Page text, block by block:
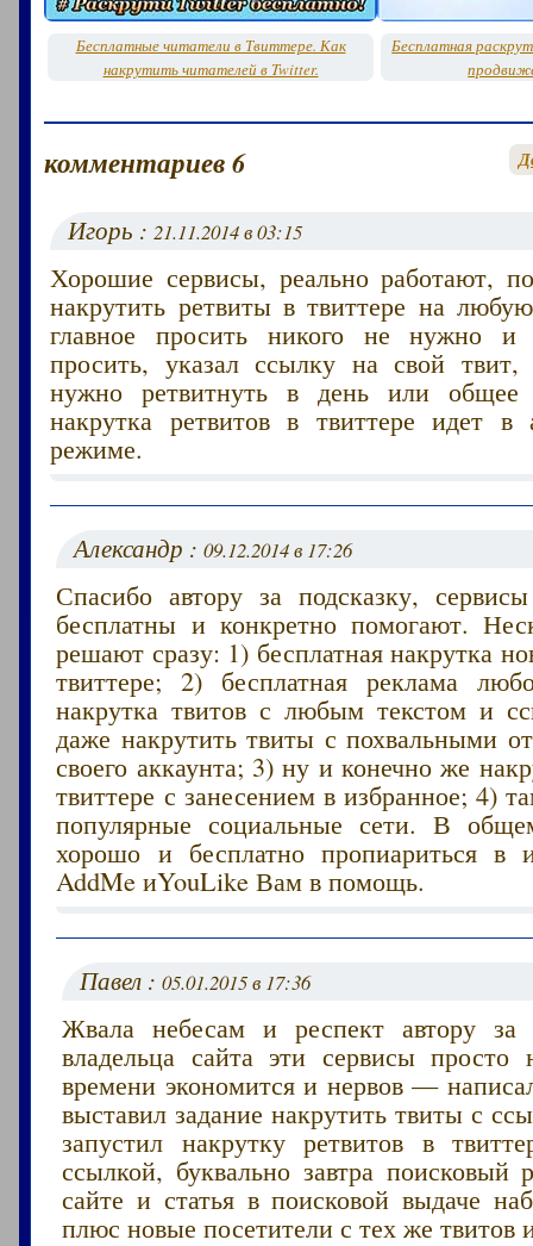
Бесплатные читатели в Твиттере. Как
накрутить читателей в Twitter.
Бесплатная
комментариев 6
Игорь :21.11.2014 в 03:15
Хорошие сервисы, реально работают,
накрутить ретвиты в твиттере на
главное просить никого не нужно
просить, указал ссылку на свой твит,
нужно ретвитнуть в день или
накрутка ретвитов в твиттере идет в
режиме.
Александр :09.12.2014 в 17:26
Спасибо автору за подсказку,
бесплатны и конкретно помогают.
решают сразу: 1) бесплатная накрутка
твиттере; 2) бесплатная реклама
накрутка твитов с любым текстом и
даже накрутить твиты с похвальными
своего аккаунта; 3) ну и конечно же
твиттере с занесением в избранное; 4)
популярные социальные сети. В
хорошо и бесплатно пропиариться в
AddMe иYouLike Вам в помощь.
Павел :05.01.2015 в 17:36
Жвала небесам и респект автору
владельца сайта эти сервисы просто
времени экономится и нервов —
выставил задание накрутить твиты с
запустил накрутку ретвитов в
ссылкой, буквально завтра поисковый
сайте и статья в поисковой выдаче
плюс новые посетители с тех же твитов